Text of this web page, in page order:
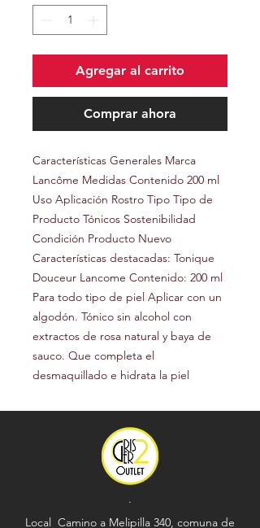
Agregar al carrito
Comprar ahora
Características Generales Marca
Lancôme Medidas Contenido 200 ml
Uso Aplicación Rostro Tipo Tipo de
Producto Tónicos Sostenibilidad
Condición Producto Nuevo
Características destacadas: Tonique
Douceur Lancome Contenido: 200 ml
Para todo tipo de piel Aplicar con un
algodón. Tónico sin alcohol con
extractos de rosa natural y baya de
sauco. Que completa el
desmaquillado e hidrata la piel
.
Local Camino a Melipilla 340, comuna de